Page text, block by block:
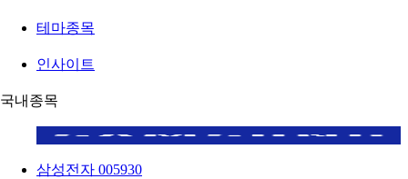
테마종목
인사이트
국내종목
삼성전자 005930